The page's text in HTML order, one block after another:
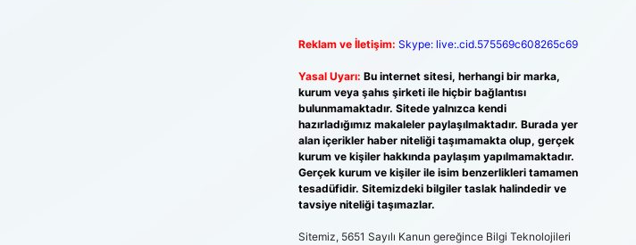
Reklam ve İletişim: Skype: live:.cid.575569c608265c69
Yasal Uyarı: Bu internet sitesi, herhangi bir marka,
kurum veya şahıs şirketi ile hiçbir bağlantısı
bulunmamaktadır. Sitede yalnızca kendi
hazırladığımız makaleler paylaşılmaktadır. Burada yer
alan içerikler haber niteliği taşımamakta olup, gerçek
kurum ve kişiler hakkında paylaşım yapılmamaktadır.
Gerçek kurum ve kişiler ile isim benzerlikleri tamamen
tesadüfidir. Sitemizdeki bilgiler taslak halindedir ve
tavsiye niteliği taşımazlar.
Sitemiz, 5651 Sayılı Kanun gereğince Bilgi Teknolojileri